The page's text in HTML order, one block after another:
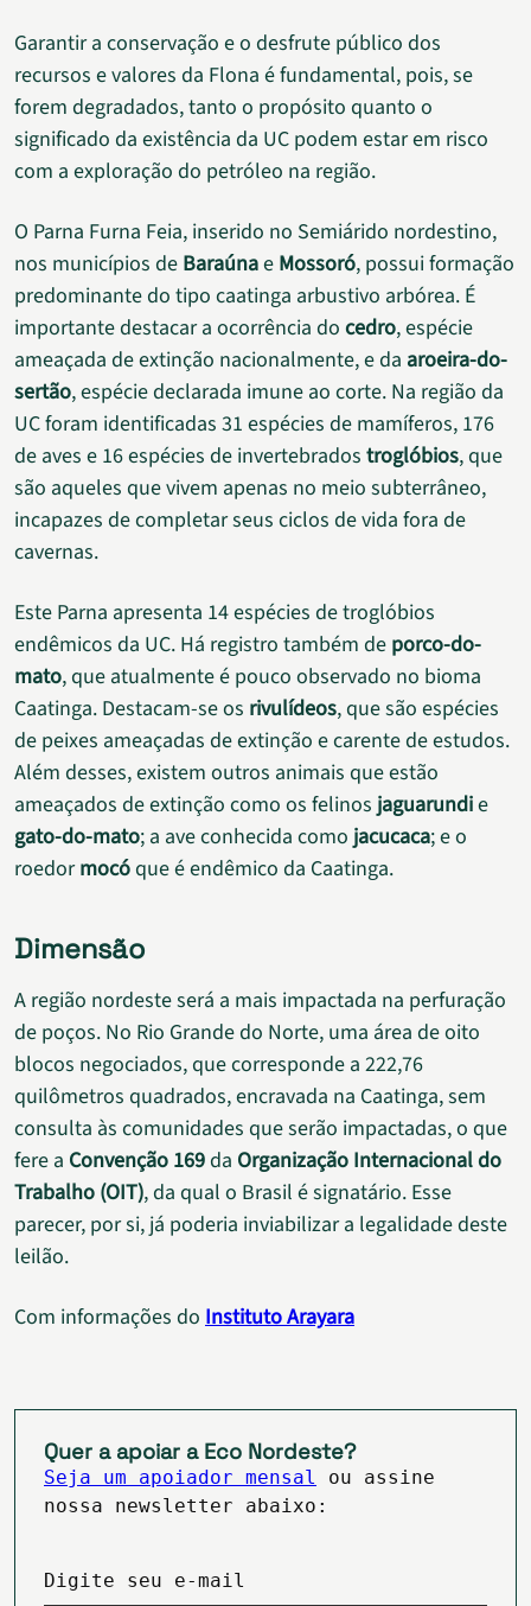
Garantir a conservação e o desfrute público dos
recursos e valores da Flona é fundamental, pois, se
forem degradados, tanto o propósito quanto o
significado da existência da UC podem estar em risco
com a exploração do petróleo na região.
O Parna Furna Feia, inserido no Semiárido nordestino,
nos municípios de Baraúnae Mossoró, possui formação
predominante do tipo caatinga arbustivo arbórea. É
importante destacar a ocorrência do cedro, espécie
ameaçada de extinção nacionalmente, e da aroeira-do-
sertão, espécie declarada imune ao corte. Na região da
UC foram identificadas 31 espécies de mamíferos, 176
de aves e 16 espécies de invertebrados troglóbios, que
são aqueles que vivem apenas no meio subterrâneo,
incapazes de completar seus ciclos de vida fora de
cavernas.
Este Parna apresenta 14 espécies de troglóbios
endêmicos da UC. Há registro também de porco-do-
mato, que atualmente é pouco observado no bioma
Caatinga. Destacam-se os rivulídeos, que são espécies
de peixes ameaçadas de extinção e carente de estudos.
Além desses, existem outros animais que estão
ameaçados de extinção como os felinos jaguarundie
gato-do-mato; a ave conhecida como jacucaca; e o
roedormocóque é endêmico da Caatinga.
Dimensão
A região nordeste será a mais impactada na perfuração
de poços. No Rio Grande do Norte, uma área de oito
blocos negociados, que corresponde a 222,76
quilômetros quadrados, encravada na Caatinga, sem
consulta às comunidades que serão impactadas, o que
fere a Convenção 169da Organização Internacional do
Trabalho (OIT), da qual o Brasil é signatário. Esse
parecer, por si, já poderia inviabilizar a legalidade deste
leilão.
Com informações do Instituto Arayara
Quer a apoiar a Eco Nordeste?
Seja um apoiador mensal
ou assine
nossa newsletter abaixo:
Digite seu e-mail